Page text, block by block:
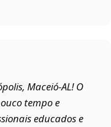
Maceió‑AL! O
tempo e
educados e